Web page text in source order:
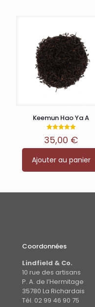
Keemun Hao Ya A
5.00
sur 5
35,00 €
Ajouter au panier
Coordonnées
Lindfield & Co.
10 rue des artisans
P. A. de l’Hermitage
35780 La Richardais
Tél. 02 99 46 90 75